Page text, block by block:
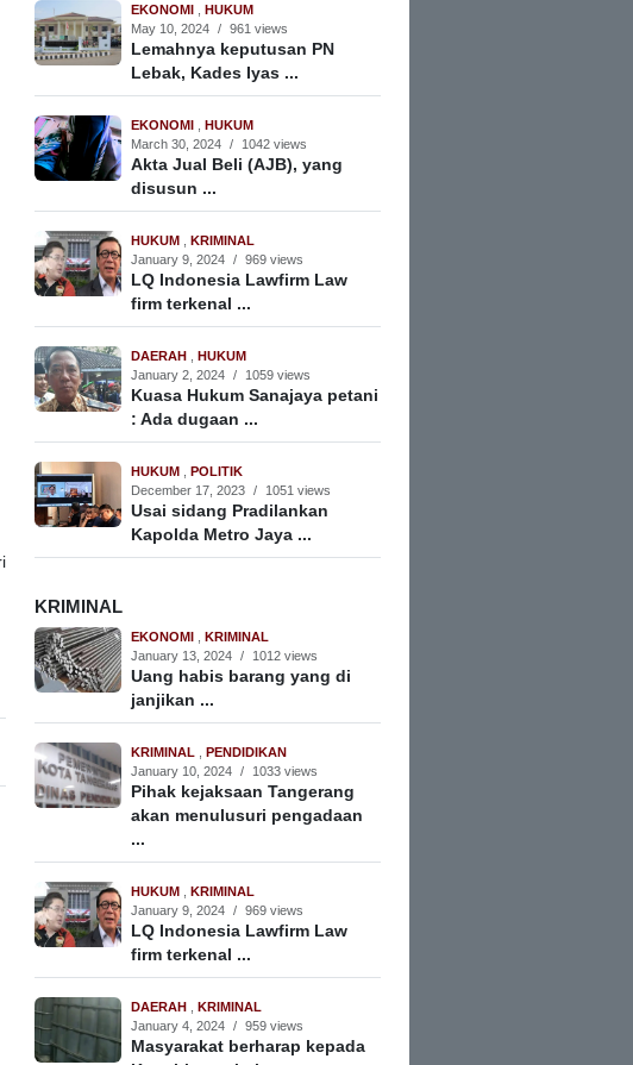
EKONOMI
HUKUM
May 10, 2024 / 961 views
Lemahnya keputusan PN
Lebak, Kades Iyas ...
EKONOMI
HUKUM
March 30, 2024 / 1042 views
Akta Jual Beli (AJB), yang
disusun ...
HUKUM
KRIMINAL
January 9, 2024 / 969 views
LQ Indonesia Lawfirm Law
firm terkenal ...
DAERAH
HUKUM
January 2, 2024 / 1059 views
Kuasa Hukum Sanajaya petani
: Ada dugaan ...
HUKUM
POLITIK
December 17, 2023 / 1051 views
Usai sidang Pradilankan
Kapolda Metro Jaya ...
KRIMINAL
EKONOMI
KRIMINAL
January 13, 2024 / 1012 views
Uang habis barang yang di
janjikan ...
KRIMINAL
PENDIDIKAN
January 10, 2024 / 1033 views
Pihak kejaksaan Tangerang
akan menulusuri pengadaan
...
HUKUM
KRIMINAL
January 9, 2024 / 969 views
LQ Indonesia Lawfirm Law
firm terkenal ...
DAERAH
KRIMINAL
January 4, 2024 / 959 views
Masyarakat berharap kepada